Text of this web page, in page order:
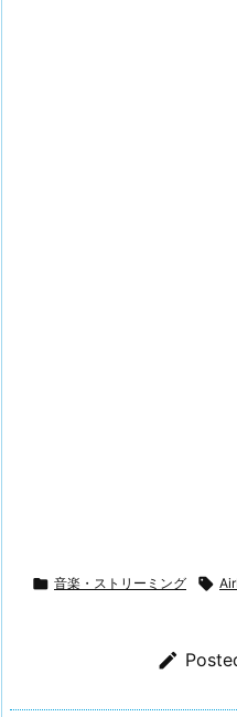
 音楽・ストリーミング 
